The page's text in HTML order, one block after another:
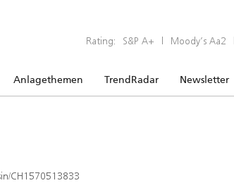
Rating: S&P A+ | Moody’s Aa2
Anlagethemen TrendRadar Newsletter
CH1570513833